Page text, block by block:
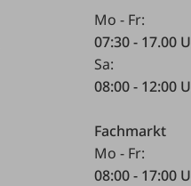
Mo - Fr:
07:30 - 17.00
Sa:
08:00 - 12:00
Fachmarkt
Mo - Fr:
08:00 - 17:00